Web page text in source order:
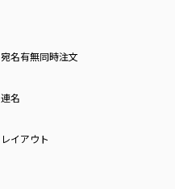
宛名有無同時注文
連名
レイアウト